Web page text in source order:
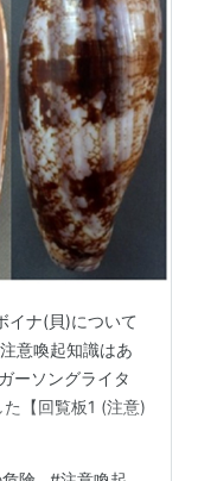
ナ(貝)について
意喚起知識はあ
ーソングライタ
【回覧板1 (注意)